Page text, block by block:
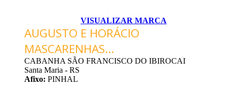
VISUALIZAR MARCA
AUGUSTO E HORÁCIO
MASCARENHAS...
CABANHA SÃO FRANCISCO DO IBIROCAI
Santa Maria - RS
Afixo: PINHAL